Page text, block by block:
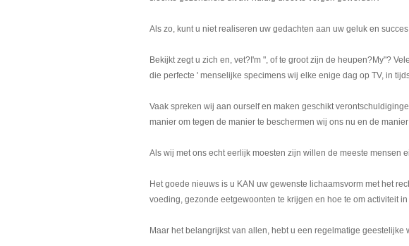
Als zo, kunt u niet realiseren uw gedachten aan uw geluk en
Bekijkt zegt u zich en, vet?I'm ", of te groot zijn de heupen?My"?
die perfecte ' menselijke specimens wij elke enige dag op TV, in
Vaak spreken wij aan ourself en maken geschikt
manier om tegen de manier te beschermen wij ons nu en de
Als wij met ons echt eerlijk moesten zijn willen de meeste
Het goede nieuws is u KAN uw gewenste lichaamsvorm met het
voeding, gezonde eetgewoonten te krijgen en hoe te om activiteit
Maar het belangrijkst van allen, hebt u een regelmatige